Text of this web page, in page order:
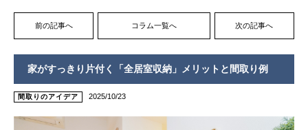
前の記事へ コラム一覧へ 次の記事へ
家がすっきり片付く「全居室収納」メリットと間取り例
間取りのアイデア 2025/10/23